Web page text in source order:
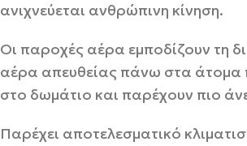
ανιχνεύεται ανθρώπινη κίνηση.
Οι παροχές αέρα εμποδίζουν τη
αέρα απευθείας πάνω στα άτομα
στο δωμάτιο και παρέχουν πιο
Παρέχει αποτελεσματικό